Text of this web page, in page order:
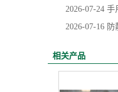
2026-07-24 手
2026-07-16 防
相关产品